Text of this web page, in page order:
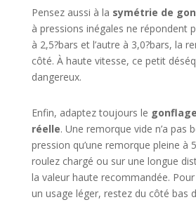
Pensez aussi à la symétrie de
à pressions inégales ne répondent
à 2,5?bars et l’autre à 3,0?bars, la
côté. À haute vitesse, ce petit
dangereux.
Enfin, adaptez toujours le
réelle. Une remorque vide n’a pas
pression qu’une remorque pleine à
roulez chargé ou sur une longue
la valeur haute recommandée.
un usage léger, restez du côté bas